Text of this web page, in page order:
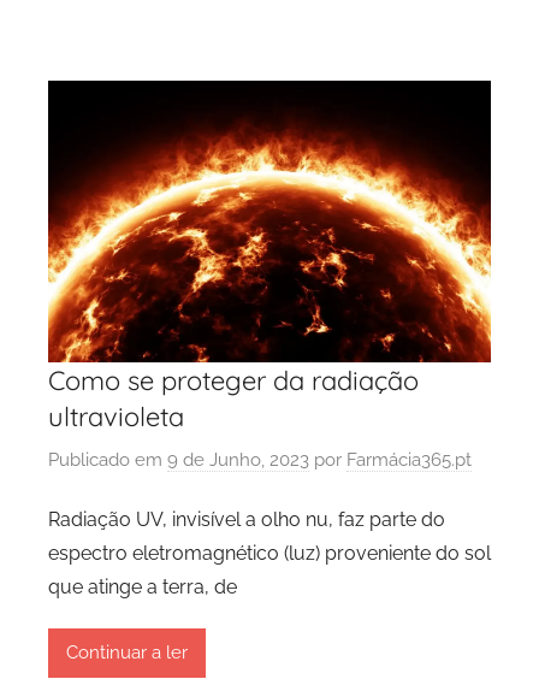
Como se proteger da radiação
ultravioleta
Publicado em 9 de Junho, 2023 por Farmácia365.pt
Radiação UV, invisível a olho nu, faz parte do
espectro eletromagnético (luz) proveniente do sol
que atinge a terra, de
Continuar a ler